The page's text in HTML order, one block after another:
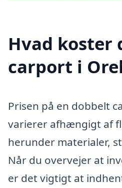
Hvad koster
carport i
Prisen på en dobbelt
varierer afhængigt af
herunder materialer,
Når du overvejer at
er det vigtigt at